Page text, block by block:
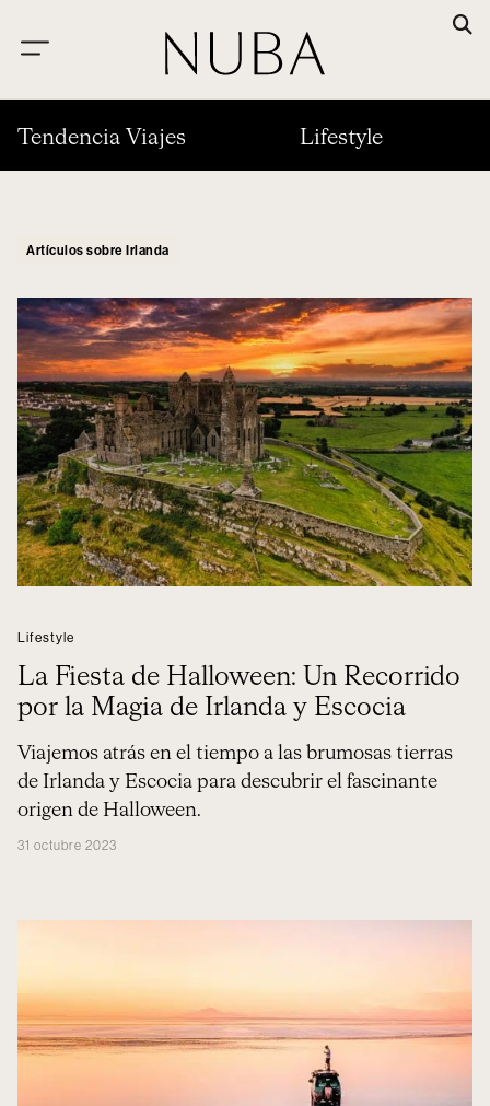
Tendencia Viajes Lifestyle
Artículos sobre Irlanda
Lifestyle
La Fiesta de Halloween: Un Recorrido
por la Magia de Irlanda y Escocia
Viajemos atrás en el tiempo a las brumosas tierras
de Irlanda y Escocia para descubrir el fascinante
origen de Halloween.
31 octubre 2023